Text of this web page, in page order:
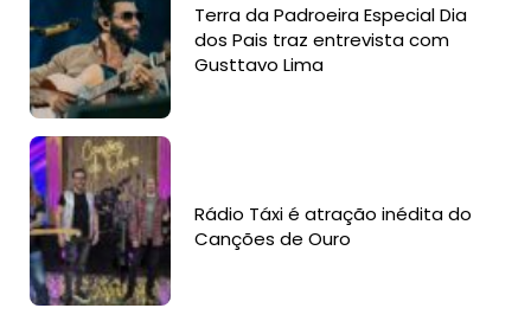
Terra da Padroeira Especial Dia
dos Pais traz entrevista com
Gusttavo Lima
Rádio Táxi é atração inédita do
Canções de Ouro